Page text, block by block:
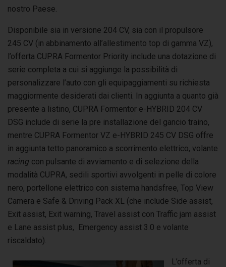
nostro Paese.
Disponibile sia in versione 204 CV, sia con il propulsore
245 CV (in abbinamento all’allestimento top di gamma VZ),
l’offerta CUPRA Formentor Priority include una dotazione di
serie completa a cui si aggiunge la possibilità di
personalizzare l’auto con gli equipaggiamenti su richiesta
maggiormente desiderati dai clienti. In aggiunta a quanto già
presente a listino, CUPRA Formentor e-HYBRID 204 CV
DSG include di serie la pre installazione del gancio traino,
mentre CUPRA Formentor VZ e-HYBRID 245 CV DSG offre
in aggiunta tetto panoramico a scorrimento elettrico, volante
racing con pulsante di avviamento e di selezione della
modalità CUPRA, sedili sportivi avvolgenti in pelle di colore
nero, portellone elettrico con sistema handsfree, Top View
Camera e Safe & Driving Pack XL (che include Side assist,
Exit assist, Exit warning, Travel assist con Traffic jam assist
e Lane assist plus, Emergency assist 3.0 e volante
riscaldato).
L’offerta di